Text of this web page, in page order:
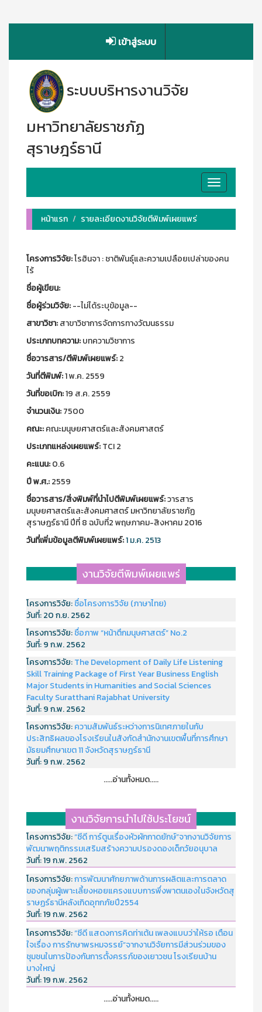
เข้าสู่ระบบ
ระบบบริหารงานวิจัย
มหาวิทยาลัยราชภัฏ
สุราษฎร์ธานี
Toggle
navigation
หน้าแรก
รายละเอียดงานวิจัยตีพิมพ์เผยแพร่
โครงการวิจัย:โรฮินจา : ชาติพันธุ์และความเปลือยเปล่าของคน
ไร้
ชื่อผู้เขียน:
ชื่อผู้ร่วมวิจัย:--ไม่ได้ระบุข้อมูล--
สาขาวิชา:สาขาวิชาการจัดการทางวัฒนธรรม
ประเภทบทความ:บทความวิชาการ
ชื่อวารสาร/ตีพิมพ์เผยแพร์:2
วันที่ตีพิมพ์:1 พ.ค. 2559
วันที่ขอเบิก:19 ส.ค. 2559
จำนวนเงิน:7500
คณะ:คณะมนุษยศาสตร์และสังคมศาสตร์
ประเภทแหล่งเผยแพร์:TCI 2
คะแนน:0.6
ปี พ.ศ.:2559
ชื่อวารสาร/สิ่งพิมพ์ที่นำไปตีพิมพ์เผยแพร์:วารสาร
มนุษยศาสตร์และสังคมศาสตร์ มหาวิทยาลัยราชภัฏ
สุราษฎร์ธานี ปีที่ 8 ฉบับที่2 พฤษภาคม-สิงหาคม 2016
วันที่เพิ่มข้อมูลตีพิมพ์เผยแพร์:1 ม.ค. 2513
งานวิจัยตีพิมพ์เผยแพร่
โครงการวิจัย:ชื่อโครงการวิจัย (ภาษาไทย)
วันที่:20 ก.ย. 2562
โครงการวิจัย:ชื่อภาพ “หน้าตึกมนุษศาสตร์” No.2
วันที่:9 ก.พ. 2562
โครงการวิจัย:The Development of Daily Life Listening
Skill Training Package of First Year Business English
Major Students in Humanities and Social Sciences
Faculty Suratthani Rajabhat University
วันที่:9 ก.พ. 2562
โครงการวิจัย:ความสัมพันธ์ระหว่างการนิเทศภายในกับ
ประสิทธิผลของโรงเรียนในสังกัดสำนักงานเขตพื้นที่การศึกษา
มัธยมศึกษาเขต 11 จังหวัดสุราษฎร์ธานี
วันที่:9 ก.พ. 2562
.....อ่านทั้งหมด.....
งานวิจัยการนำไปใช้ประโยชน์
โครงการวิจัย:“ซีดี การ์ตูนเรื่องหัวผักกาดยักษ์”จากงานวิจัยการ
พัฒนาพฤติกรรมเสริมสร้างความปรองดองเด็กวัยอนุบาล
วันที่:19 ก.พ. 2562
โครงการวิจัย:การพัฒนาศักยภาพด้านการผลิตและการตลาด
ของกลุ่มผู้เพาะเลี้ยงหอยแครงแบบการพึ่งพาตนเองในจังหวัดสุ
ราษฏร์ธานีหลังเกิดอุทกภัยปี2554
วันที่:19 ก.พ. 2562
โครงการวิจัย:“ซีดี แสดงการคิดท่าเต้น เพลงแบบว่าให้รอ เตือน
ใจเรื่อง การรักษาพรหมจรรย์”จากงานวิจัยการมีส่วนร่วมของ
ชุมชนในการป้องกันการตั้งครรภ์ของเยาวชน โรงเรียนบ้าน
บางใหญ่
วันที่:19 ก.พ. 2562
.....อ่านทั้งหมด.....